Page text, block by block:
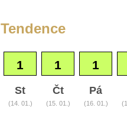
Tendence
1 1 1
St
(14. 01.)
Čt
(15. 01.)
Pá
(16. 01.)